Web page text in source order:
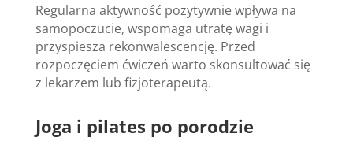
Regularna aktywność pozytywnie wpływa na
samopoczucie, wspomaga utratę wagi i
przyspiesza rekonwalescencję. Przed
rozpoczęciem ćwiczeń warto skonsultować się
z lekarzem lub fizjoterapeutą.
Joga i pilates po porodzie